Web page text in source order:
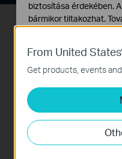
Egyszerű
Felügyelje
hozzáférését! Az
könnyedén
listát, és
hozzáférési szintjét.
From United
Get products, events
biztosítása érdekében.
bármikor tiltakozhat.
Alap Cookie-k
Ezek a cookie -k a
és nem tilthatók le a
Marketing és Elemző
Az elemző cookie -k
elemezzük
javítsuk és módosítsuk